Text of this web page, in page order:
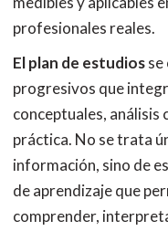
profesionales reales.
El plan de estudiosse
progresivos que
conceptuales, análisis
práctica. No se trata
información, sino de
de aprendizaje que
comprender,